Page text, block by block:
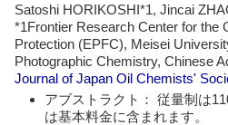
Satoshi HORIKOSHI*1, Jincai
*1Frontier Research Center for the
Protection (EPFC), Meisei
Photographic Chemistry, Chinese
Journal of Japan Oil Chemists'
アブストラクト： 従量制は
は基本料金に含まれます。